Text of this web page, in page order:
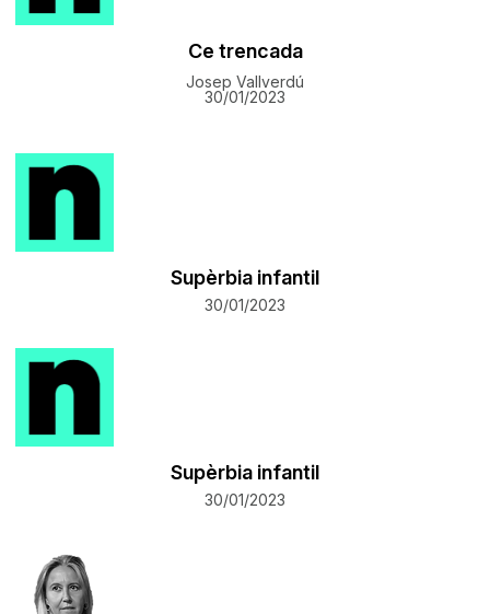
Ce trencada
Josep Vallverdú
30/01/2023
Supèrbia infantil
30/01/2023
Supèrbia infantil
30/01/2023